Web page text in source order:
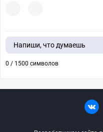
Напиши, что думаешь
0 / 1500 символов